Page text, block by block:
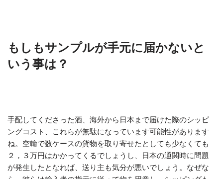
もしもサンプルが手元に届かないと
いう事は？
手配してくださった酒、海外から日本まで届けた際のシッピ
ングコスト、これらが無駄になっています可能性があります
ね。空輸で数ケースの貨物を取り寄せたとしても少なくても
２，３万円はかかってくるでしょうし、日本の通関時に問題
が発生したとなれば、送り主も気分が悪いでしょう。なぜな